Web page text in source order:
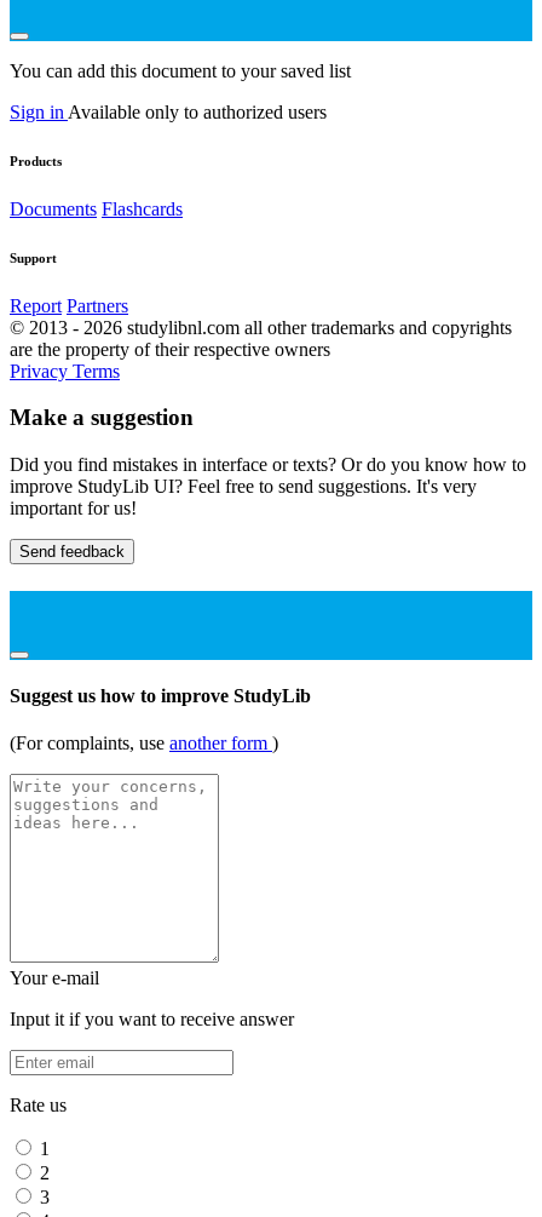
You can add this document to your saved list
Sign in Available only to authorized users
Products
Documents Flashcards
Support
Report Partners
© 2013 - 2026 studylibnl.com all other trademarks and copyrights
are the property of their respective owners
Privacy Terms
Make a suggestion
Did you find mistakes in interface or texts? Or do you know how to
improve StudyLib UI? Feel free to send suggestions. It's very
important for us!
Send feedback
Suggest us how to improve StudyLib
(For complaints, use another form )
Your e-mail
Input it if you want to receive answer
Rate us
1
2
3